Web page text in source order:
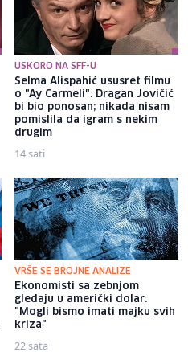
USKORO NA SFF-U
Selma Alispahić ususret filmu
o "Ay Carmeli": Dragan Jovičić
bi bio ponosan; nikada nisam
pomislila da igram s nekim
drugim
14 sati
VRŠE SE BROJNE ANALIZE
Ekonomisti sa zebnjom
gledaju u američki dolar:
"Mogli bismo imati majku svih
kriza"
22 sata